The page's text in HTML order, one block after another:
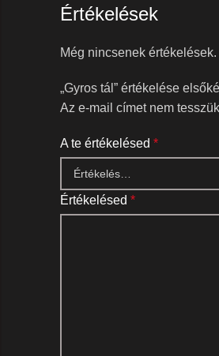
Értékelések
Még nincsenek értékelések.
„Gyros tál” értékelése
Az e-mail címet nem
A te értékelésed *
Értékelésed *